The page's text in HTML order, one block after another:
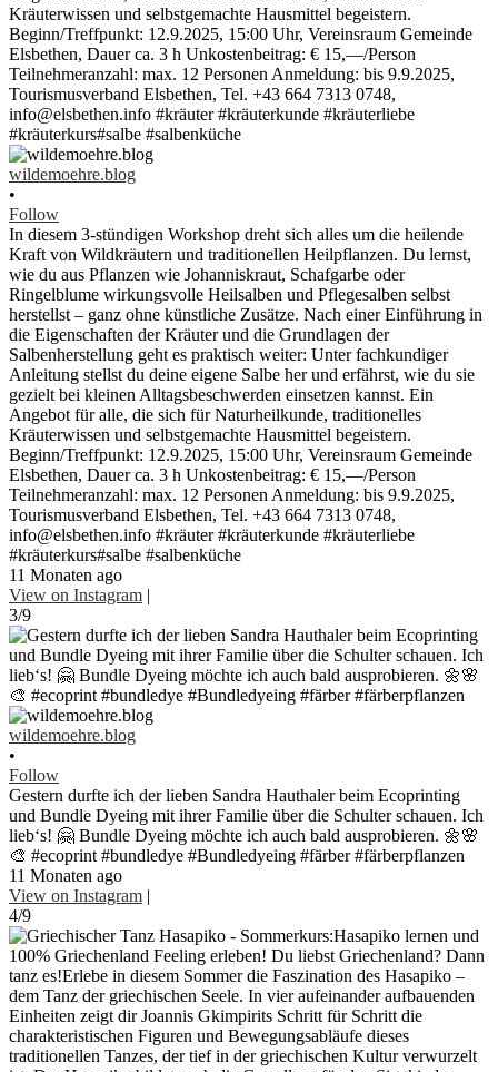
wildemoehre.blog
•
Follow
In diesem 3-stündigen Workshop dreht sich alles um die heilende
Kraft von Wildkräutern und traditionellen Heilpflanzen. Du lernst,
wie du aus Pflanzen wie Johanniskraut, Schafgarbe oder
Ringelblume wirkungsvolle Heilsalben und Pflegesalben selbst
herstellst – ganz ohne künstliche Zusätze. Nach einer Einführung in
die Eigenschaften der Kräuter und die Grundlagen der
Salbenherstellung geht es praktisch weiter: Unter fachkundiger
Anleitung stellst du deine eigene Salbe her und erfährst, wie du sie
gezielt bei kleinen Alltagsbeschwerden einsetzen kannst. Ein
Angebot für alle, die sich für Naturheilkunde, traditionelles
Kräuterwissen und selbstgemachte Hausmittel begeistern.
Beginn/Treffpunkt: 12.9.2025, 15:00 Uhr, Vereinsraum Gemeinde
Elsbethen, Dauer ca. 3 h Unkostenbeitrag: € 15,—/Person
Teilnehmeranzahl: max. 12 Personen Anmeldung: bis 9.9.2025,
Tourismusverband Elsbethen, Tel. +43 664 7313 0748,
info@elsbethen.info #kräuter #kräuterkunde #kräuterliebe
#kräuterkurs#salbe #salbenküche
11 Monaten ago
View on Instagram |
3/9
wildemoehre.blog
•
Follow
Gestern durfte ich der lieben Sandra Hauthaler beim Ecoprinting
und Bundle Dyeing mit ihrer Familie über die Schulter schauen. Ich
lieb‘s! 🤗 Bundle Dyeing möchte ich auch bald ausprobieren. 🌼🌸
🎨 #ecoprint #bundledye #Bundledyeing #färber #färberpflanzen
11 Monaten ago
View on Instagram |
4/9